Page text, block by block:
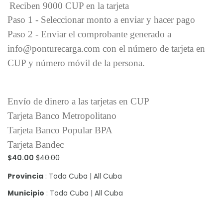
Reciben 9000 CUP en la tarjeta
Paso 1 - Seleccionar monto a enviar y hacer pago
Paso 2 - Enviar el comprobante generado a
info@ponturecarga.com con el número de tarjeta en
CUP y número móvil de la persona.
Envío de dinero a las tarjetas en CUP
Tarjeta Banco Metropolitano
Tarjeta Banco Popular BPA
Tarjeta Bandec
$40.00 $40.00
Provincia : Toda Cuba | All Cuba
Municipio : Toda Cuba | All Cuba